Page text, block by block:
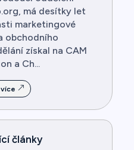
má desítky let
marketingové
obchodního
získal na CAM
a Ch...
články